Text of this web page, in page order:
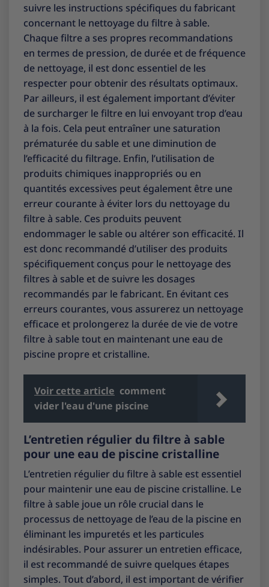
suivre les instructions spécifiques du fabricant
concernant le nettoyage du filtre à sable.
Chaque filtre a ses propres recommandations
en termes de pression, de durée et de fréquence
de nettoyage, il est donc essentiel de les
respecter pour obtenir des résultats optimaux.
Par ailleurs, il est également important d’éviter
de surcharger le filtre en lui envoyant trop d’eau
à la fois. Cela peut entraîner une saturation
prématurée du sable et une diminution de
l’efficacité du filtrage. Enfin, l’utilisation de
produits chimiques inappropriés ou en
quantités excessives peut également être une
erreur courante à éviter lors du nettoyage du
filtre à sable. Ces produits peuvent
endommager le sable ou altérer son efficacité. Il
est donc recommandé d’utiliser des produits
spécifiquement conçus pour le nettoyage des
filtres à sable et de suivre les dosages
recommandés par le fabricant. En évitant ces
erreurs courantes, vous assurerez un nettoyage
efficace et prolongerez la durée de vie de votre
filtre à sable tout en maintenant une eau de
piscine propre et cristalline.
Voir cette article comment
vider l'eau d'une piscine
L’entretien régulier du filtre à sable
pour une eau de piscine cristalline
L’entretien régulier du filtre à sable est essentiel
pour maintenir une eau de piscine cristalline. Le
filtre à sable joue un rôle crucial dans le
processus de nettoyage de l’eau de la piscine en
éliminant les impuretés et les particules
indésirables. Pour assurer un entretien efficace,
il est recommandé de suivre quelques étapes
simples. Tout d’abord, il est important de vérifier